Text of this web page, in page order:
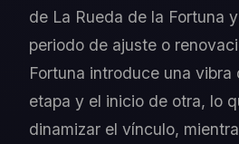
de La Rueda de la Fortuna
periodo de ajuste o
Fortuna introduce una vibra
etapa y el inicio de otra, lo
dinamizar el vínculo,